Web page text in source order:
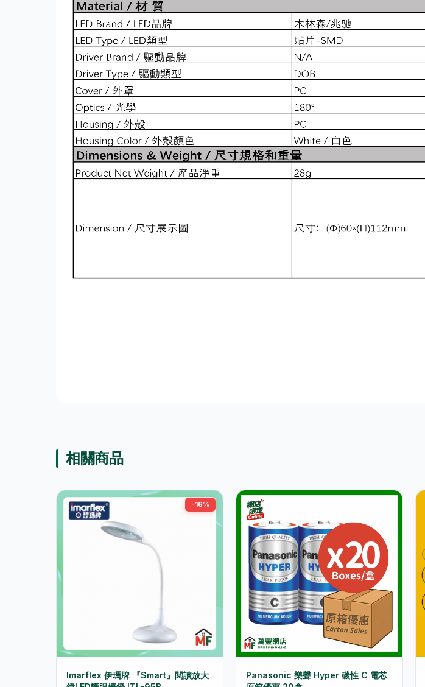
相關商品
-16%
Imarflex 伊瑪牌 『Smart』閱讀放大
Panasonic 樂聲 Hyper 碳性 C 電芯